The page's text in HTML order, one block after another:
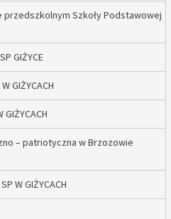
przedszkolnym Szkoły Podstawowej
GIŻYCE
GIŻYCACH
GIŻYCACH
– patriotyczna w Brzozowie
W GIŻYCACH